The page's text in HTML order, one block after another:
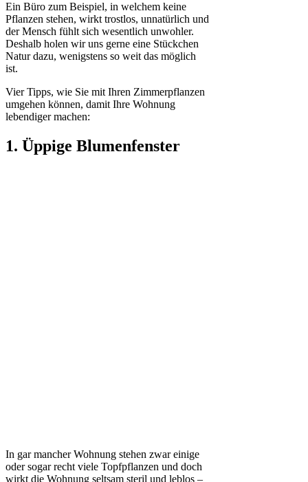
Ein Büro zum Beispiel, in welchem keine
Pflanzen stehen, wirkt trostlos, unnatürlich und
der Mensch fühlt sich wesentlich unwohler.
Deshalb holen wir uns gerne eine Stückchen
Natur dazu, wenigstens so weit das möglich
ist.
Vier Tipps, wie Sie mit Ihren Zimmerpflanzen
umgehen können, damit Ihre Wohnung
lebendiger machen:
1. Üppige Blumenfenster
In gar mancher Wohnung stehen zwar einige
oder sogar recht viele Topfpflanzen und doch
wirkt die Wohnung seltsam steril und leblos –